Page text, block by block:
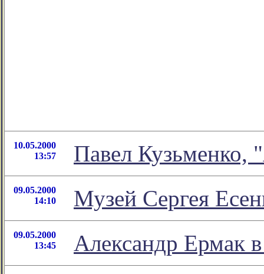
10.05.2000
13:57
Павел Кузьменко,
09.05.2000
14:10
Музей Сергея
09.05.2000
13:45
Александр Ермак